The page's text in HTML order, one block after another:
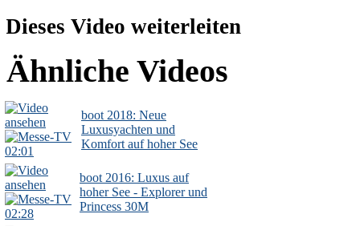
Dieses Video weiterleiten
Ähnliche Videos
02:01
boot 2018: Neue
Luxusyachten und
Komfort auf hoher See
02:28
boot 2016: Luxus auf
hoher See - Explorer und
Princess 30M